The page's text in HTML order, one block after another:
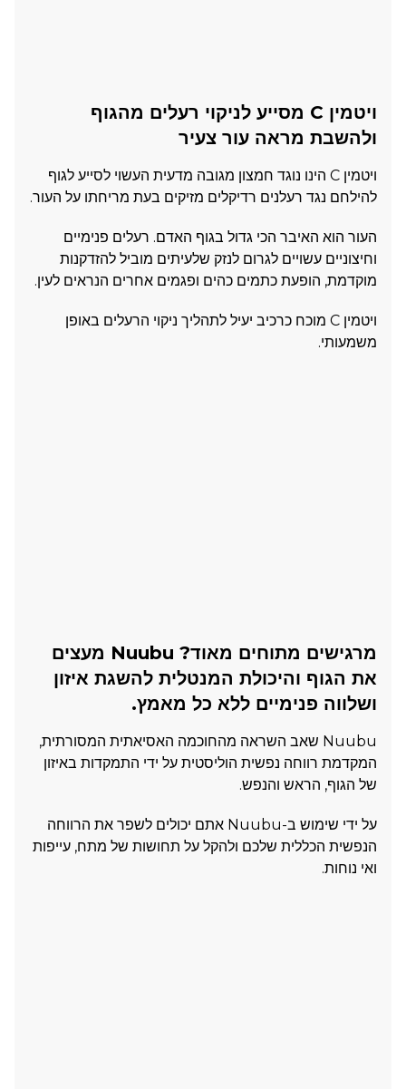
ויטמין C מסייע לניקוי רעלים מהגוף
ולהשבת מראה עור צעיר
ויטמין C הינו נוגד חמצון מגובה מדעית העשוי לסייע לגוף
להילחם נגד רעלנים רדיקלים מזיקים בעת מריחתו על העור.
העור הוא האיבר הכי גדול בגוף האדם. רעלים פנימיים
וחיצוניים עשויים לגרום לנזק שלעיתים מוביל להזדקנות
מוקדמת, הופעת כתמים כהים ופגמים אחרים הנראים לעין.
ויטמין C מוכח כרכיב יעיל לתהליך ניקוי הרעלים באופן
משמעותי.
מרגישים מתוחים מאוד? Nuubu מעצים
את הגוף והיכולת המנטלית להשגת איזון
ושלווה פנימיים ללא כל מאמץ.
Nuubu שאב השראה מהחוכמה האסיאתית המסורתית,
המקדמת רווחה נפשית הוליסטית על ידי התמקדות באיזון
של הגוף, הראש והנפש.
על ידי שימוש ב-Nuubu אתם יכולים לשפר את הרווחה
הנפשית הכללית שלכם ולהקל על תחושות של מתח, עייפות
ואי נוחות.